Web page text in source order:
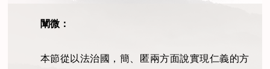
闡微：
本節從以法治國，簡、匿兩方面說實現仁義的方